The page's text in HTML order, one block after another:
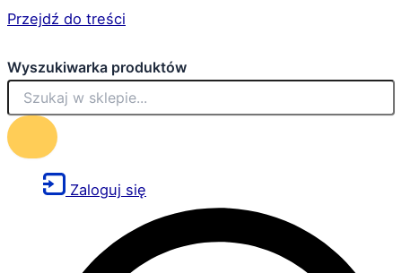
Przejdź do treści
Wyszukiwarka produktów
Zaloguj się